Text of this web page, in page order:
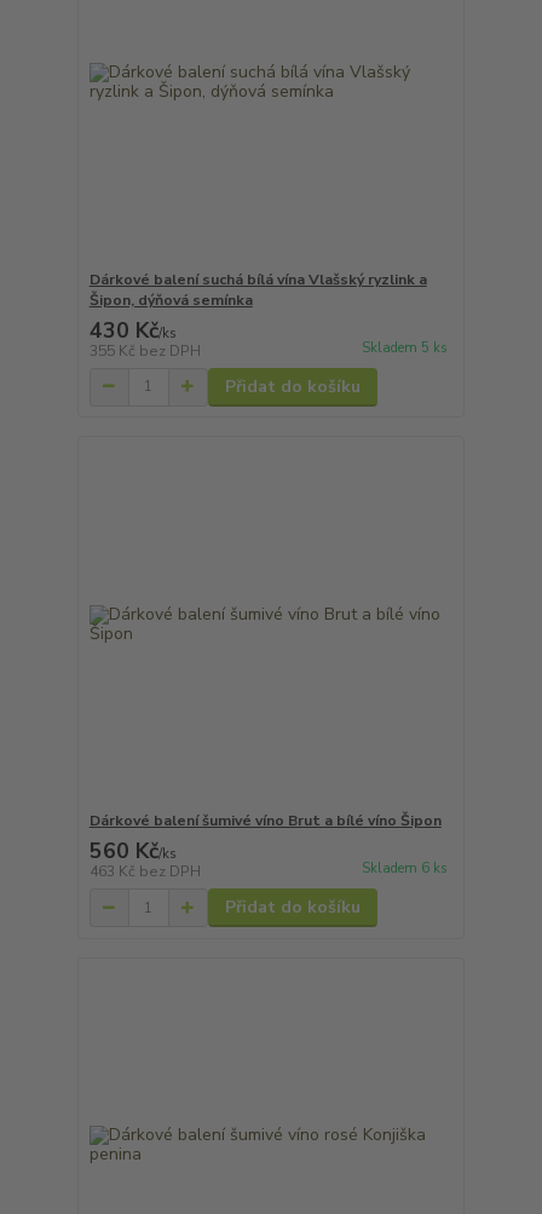
Dárkové balení suchá bílá vína Vlašský ryzlink a
Šipon, dýňová semínka
430 Kč/ks
355 Kč bez DPH Skladem 5 ks
Přidat do košíku
Dárkové balení šumivé víno Brut a bílé víno Šipon
560 Kč/ks
463 Kč bez DPH Skladem 6 ks
Přidat do košíku